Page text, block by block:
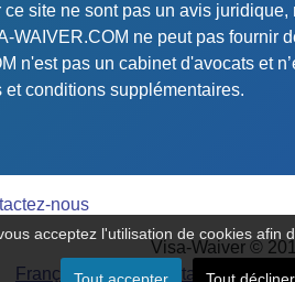
ce site ne sont pas un avis
ne peut pas
n'est pas un cabinet d'avocats et
conditions supplémentaires.
nous
Visa-Waiver ©
Français-Deutsch- Italiano-
acceptez l'utilisation de cookies afin